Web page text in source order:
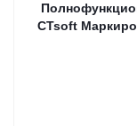
CTsoft